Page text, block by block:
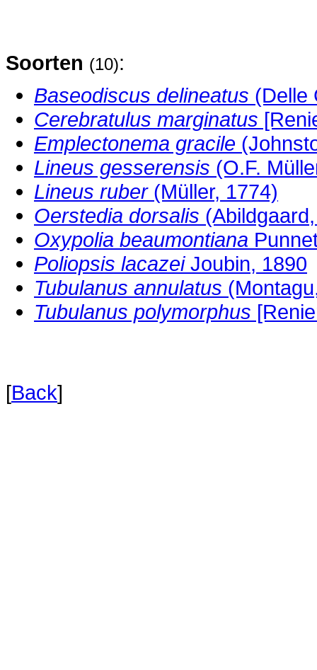
Soorten (10):
Baseodiscus delineatus (Delle
Cerebratulus marginatus
Emplectonema gracile
Lineus gesserensis (O.F.
Lineus ruber(Müller, 1774)
Oerstedia dorsalis
Oxypolia beaumontiana
Poliopsis lacazeiJoubin, 1890
Tubulanus annulatus
Tubulanus polymorphus
[Back]